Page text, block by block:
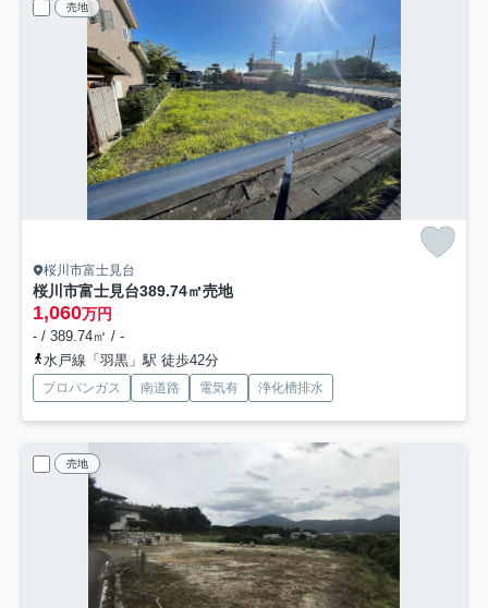
売地
桜川市富士見台
桜川市富士見台389.74㎡売地
1,060万円
- / 389.74㎡ / -
水戸線「羽黒」駅 徒歩42分
プロパンガス 南道路 電気有 浄化槽排水
売地